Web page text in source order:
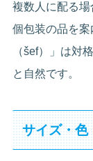
複数人に配る
個包装の品を
（šef）」は対
と自然です。
サイズ・色